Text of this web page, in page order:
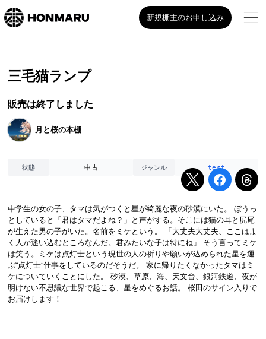
新規棚主のお申し込み
三毛猫ランプ
販売は終了しました
月と桜の本棚
状態 中古 ジャンル test
中学生の女の子、タマは気がつくと星が綺麗な夜の砂漠にいた。 ぼうっ
としていると「君はタマだよね？」と声がする。そこには猫の耳と尻尾
が生えた男の子がいた。名前をミケという。 「大丈夫大丈夫、ここはよ
く人が迷い込むところなんだ。君みたいな子は特にね」 そう言ってミケ
は笑う。ミケは点灯士という現世の人の祈りや願いが込められた星を運
ぶ“点灯士”仕事をしているのだそうだ。 家に帰りたくなかったタマはミ
ケについていくことにした。 砂漠、草原、海、天文台、銀河鉄道、夜が
明けない不思議な世界で起こる、星をめぐるお話。 桜田のサイン入りで
お届けします！